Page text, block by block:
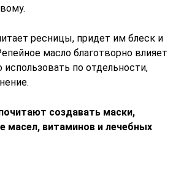
ресницы, придет им блеск и
масло благотворно влияет
по отдельности,
создавать маски,
масел, витаминов и лечебных